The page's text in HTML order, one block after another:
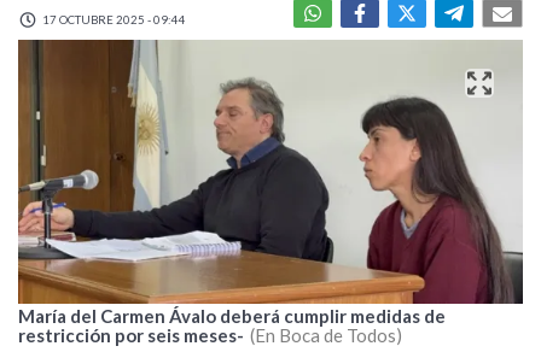
17 OCTUBRE 2025 - 09:44
María del Carmen Ávalo deberá cumplir medidas de
restricción por seis meses-
En Boca de Todos